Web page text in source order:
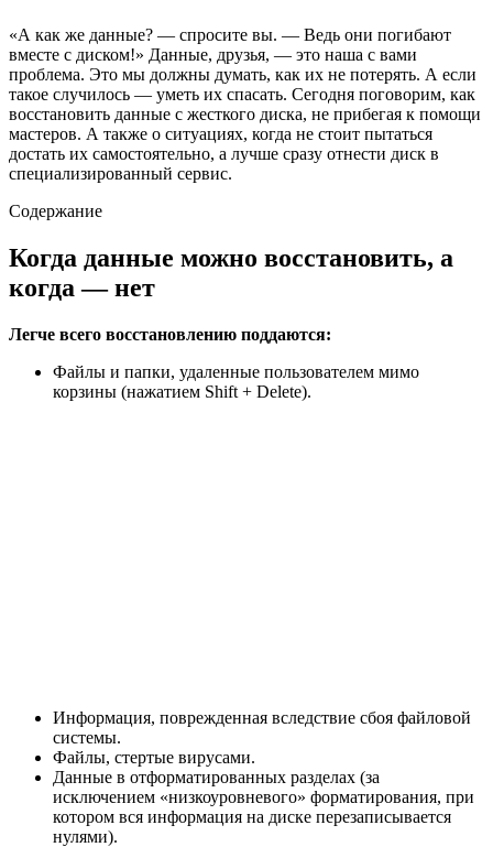
«А как же данные? — спросите вы. — Ведь они погибают
вместе с диском!» Данные, друзья, — это наша с вами
проблема. Это мы должны думать, как их не потерять. А если
такое случилось — уметь их спасать. Сегодня поговорим, как
восстановить данные с жесткого диска, не прибегая к помощи
мастеров. А также о ситуациях, когда не стоит пытаться
достать их самостоятельно, а лучше сразу отнести диск в
специализированный сервис.
Содержание
Когда данные можно восстановить, а
когда — нет
Легче всего восстановлению поддаются:
Файлы и папки, удаленные пользователем мимо
корзины (нажатием Shift + Delete).
Информация, поврежденная вследствие сбоя файловой
системы.
Файлы, стертые вирусами.
Данные в отформатированных разделах (за
исключением «низкоуровневого» форматирования, при
котором вся информация на диске перезаписывается
нулями).